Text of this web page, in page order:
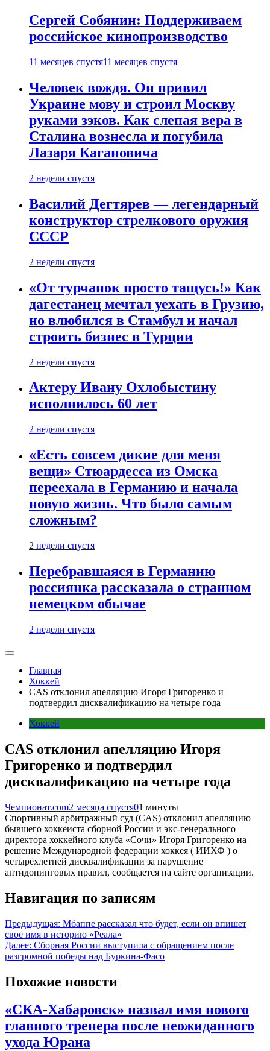
Сергей Собянин: Поддерживаем
российское кинопроизводство
11 месяцев спустя11 месяцев спустя
Человек вождя. Он привил
Украине мову и строил Москву
руками зэков. Как слепая вера в
Сталина вознесла и погубила
Лазаря Кагановича
2 недели спустя
Василий Дегтярев — легендарный
конструктор стрелкового оружия
СССР
2 недели спустя
«От турчанок просто тащусь!» Как
дагестанец мечтал уехать в Грузию,
но влюбился в Стамбул и начал
строить бизнес в Турции
2 недели спустя
Актеру Ивану Охлобыстину
исполнилось 60 лет
2 недели спустя
«Есть совсем дикие для меня
вещи» Стюардесса из Омска
переехала в Германию и начала
новую жизнь. Что было самым
сложным?
2 недели спустя
Перебравшаяся в Германию
россиянка рассказала о странном
немецком обычае
2 недели спустя
Главная
Хоккей
CAS отклонил апелляцию Игоря Григоренко и
подтвердил дисквалификацию на четыре года
Хоккей
CAS отклонил апелляцию Игоря
Григоренко и подтвердил
дисквалификацию на четыре года
Чемпионат.com2 месяца спустя01 минуты
Спортивный арбитражный суд (CAS) отклонил апелляцию
бывшего хоккеиста сборной России и экс-генерального
директора хоккейного клуба «Сочи» Игоря Григоренко на
решение Международной федерации хоккея ( ИИХФ ) о
четырёхлетней дисквалификации за нарушение
антидопинговых правил, сообщается на сайте организации.
Навигация по записям
Предыдущая: Мбаппе рассказал что будет, если он впишет
своё имя в историю «Реала»
Далее: Сборная России выступила с обращением после
разгромной победы над Буркина-Фасо
Похожие новости
«СКА-Хабаровск» назвал имя нового
главного тренера после неожиданного
ухода Юрана